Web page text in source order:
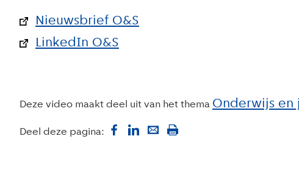
Nieuwsbrief O&S
LinkedIn O&S
Deze video maakt deel uit van het thema Onderwijs en
Deel deze pagina: